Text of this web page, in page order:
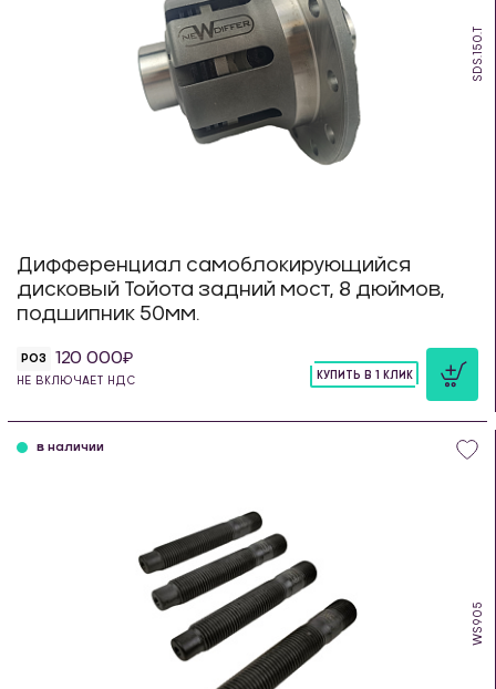
SDS.150.T
Дифференциал самоблокирующийся
дисковый Тойота задний мост, 8 дюймов,
подшипник 50мм.
РОЗ 120 000
НЕ ВКЛЮЧАЕТ НДС
КУПИТЬ В 1 КЛИК
WS905
в наличии